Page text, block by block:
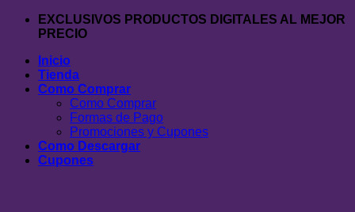
Saltar
EXCLUSIVOS PRODUCTOS DIGITALES AL MEJOR
PRECIO
Inicio
Tienda
Como Comprar
Como Comprar
Formas de Pago
Promociones y Cupones
Como Descargar
Cupones